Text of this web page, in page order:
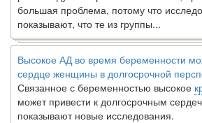
большая проблема, потому что
показывают, что те из группы...
Высокое АД во время беременности
сердце женщины в долгосрочной
Связанное с беременностью высокое
может привести к долгосрочным
показывают новые исследования.